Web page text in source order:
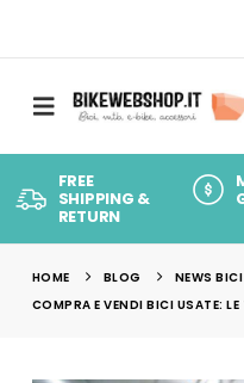
FREE
SHIPPING &
RETURN
HOME BLOG
NEWS BICI
COMPRA E VENDI BICI USATE: